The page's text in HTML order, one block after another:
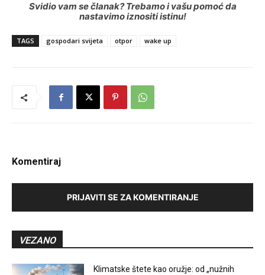
Svidio vam se članak? Trebamo i vašu pomoć da
nastavimo iznositi istinu!
TAGS gospodari svijeta otpor wake up
Komentiraj
PRIJAVITI SE ZA KOMENTIRANJE
VEZANO
Klimatske štete kao oružje: od „nužnih